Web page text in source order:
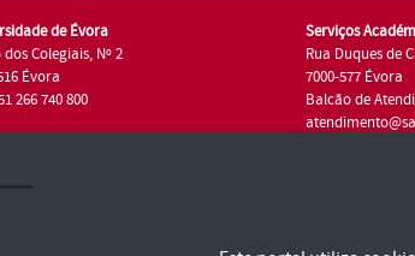
de Évora
Colegiais, Nº 2
Évora
266 740 800
Serviços
Rua Duques de
7000-577 Évora
Balcão de